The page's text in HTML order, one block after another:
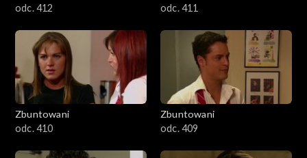
odc. 412
odc. 411
Zbuntowani
odc. 410
Zbuntowani
odc. 409